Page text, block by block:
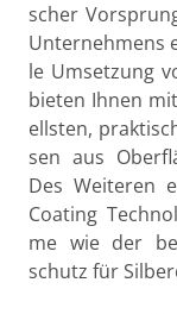
scher
Un­ter­neh­mens
le Um­set­zung
bie­ten Ihnen
ells­ten,
sen aus
Des Wei­te­ren
Coa­ting
me wie der
schutz für